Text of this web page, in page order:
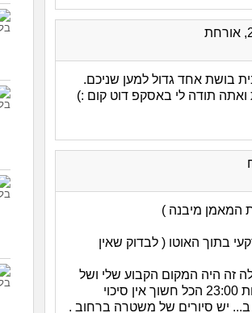
בושת אחד גדול למען שניכם.
ואתה תודה לי באסקפ דוט קום :)
המאמן מיבנה )
בתוך האוטו ( לבדוק שאין
זה היה המקום הקבוע שלי ושל
האקסית הראשונה מגיל 16 סביבות 23:00 הכל חשוך אין סיכוי
יש סיורים של משטרה ברחוב .